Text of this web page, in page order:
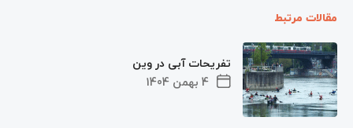
مقالات مرتبط
4 بهمن 1404
تفریحات آبی در وین